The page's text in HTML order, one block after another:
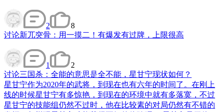
2
8
讨论新兀突骨：用一摸二！有爆发有过牌，上限很高
1
2
讨论三国杀：全能的意思是全不能，星甘宁现状如何？
星甘宁作为2020年的武将，到现在也有六年的时间了。在刚上
线的时候星甘宁有多惊艳，到现在的环境中就有多落寞，不过
星甘宁的技能组仍然不过时，他在比较素的对局仍然有不错的